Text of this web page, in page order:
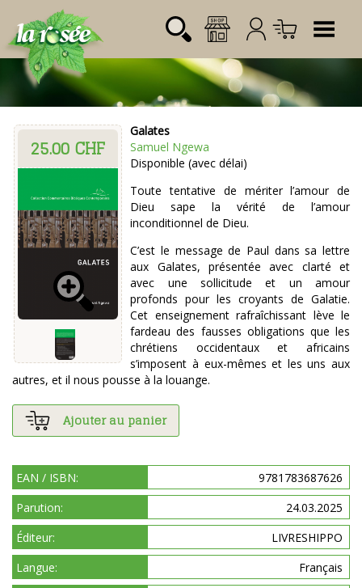
Login:
Désignation Référence
Total CHF
25.00 CHF
Galates
Samuel Ngewa
Disponible (avec délai)
Toute tentative de mériter l’amour de
Dieu sape la vérité de l’amour
inconditionnel de Dieu.
C’est le message de Paul dans sa lettre
aux Galates, présentée avec clarté et
avec une sollicitude et un amour
profonds pour les croyants de Galatie.
Cet enseignement rafraîchissant lève le
fardeau des fausses obligations que les
chrétiens occidentaux et africains
s’imposent à eux-mêmes et les uns aux
autres, et il nous pousse à la louange.
Ajouter au panier
EAN / ISBN:
9781783687626
Parution:
24.03.2025
Éditeur:
LIVRESHIPPO
Langue:
Français